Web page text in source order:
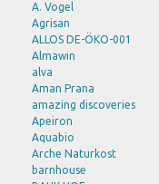
Eschenfelder
ESGE
Farfalla
Felicia - eco united GmbH
FITNE
Govinda
GSE
hawos
Herbaria
Heyne
Hinsch
A. Vogel
Agrisan
ALLOS DE-ÖKO-001
Almawin
alva
Aman Prana
amazing discoveries
Apeiron
Aquabio
Arche Naturkost
barnhouse